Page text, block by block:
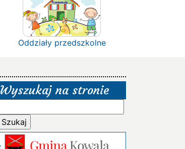
Oddziały przedszkolne
Wyszukaj na stronie